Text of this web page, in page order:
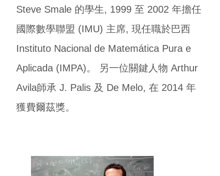
Steve Smale 的學生, 1999 至 2002 年擔任
國際數學聯盟 (IMU) 主席, 現任職於巴西
Instituto Nacional de Matemática Pura e
Aplicada (IMPA)。
另一位關鍵人物 Arthur
Avila師承 J. Palis 及 De Melo, 在 2014 年
獲費爾茲獎。